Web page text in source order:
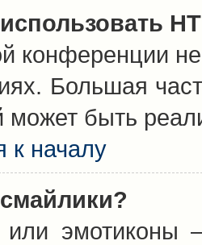
конференции
Большая
быть
к началу
эмотиконы